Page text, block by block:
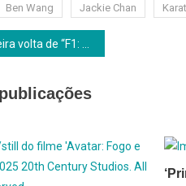
Ben Wang Jackie Chan
Filme” é a 23 de junho em exclusivo IMAX®